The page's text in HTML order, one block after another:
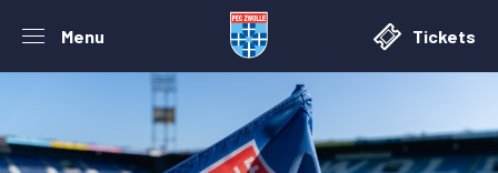
Menu Tickets